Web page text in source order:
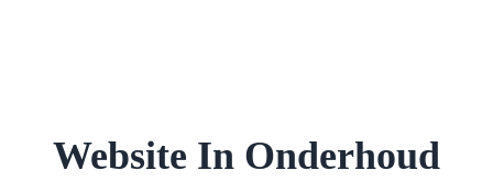
Website In Onderhoud